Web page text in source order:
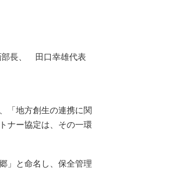
部長、 田口幸雄代表
「地方創生の連携に関
ナー協定は、その一環
」と命名し、保全管理